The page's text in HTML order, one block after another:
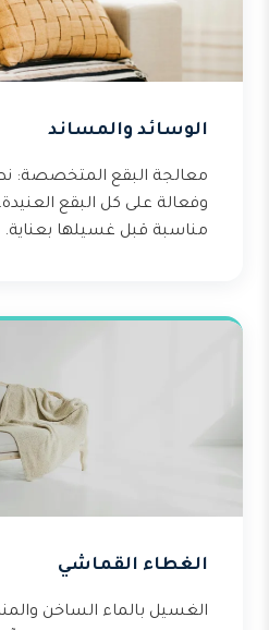
الوسائد والمساند
معالجة البقع المتخصصة:
وفعالة على كل البقع
مناسبة قبل غسيلها بعناية.
الغطاء القماشي
الغسيل بالماء الساخن